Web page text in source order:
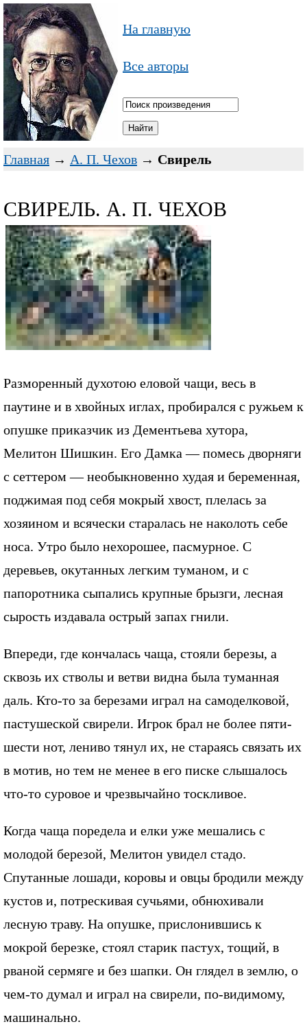
На главную
Все авторы
Главная → А. П. Чехов → Свирель
СВИРЕЛЬ. А. П. ЧЕХОВ
Разморенный духотою еловой чащи, весь в
паутине и в хвойных иглах, пробирался с ружьем к
опушке приказчик из Дементьева хутора,
Мелитон Шишкин. Его Дамка — помесь дворняги
с сеттером — необыкновенно худая и беременная,
поджимая под себя мокрый хвост, плелась за
хозяином и всячески старалась не наколоть себе
носа. Утро было нехорошее, пасмурное. С
деревьев, окутанных легким туманом, и с
папоротника сыпались крупные брызги, лесная
сырость издавала острый запах гнили.
Впереди, где кончалась чаща, стояли березы, а
сквозь их стволы и ветви видна была туманная
даль. Кто-то за березами играл на самоделковой,
пастушеской свирели. Игрок брал не более пяти-
шести нот, лениво тянул их, не стараясь связать их
в мотив, но тем не менее в его писке слышалось
что-то суровое и чрезвычайно тоскливое.
Когда чаща поредела и елки уже мешались с
молодой березой, Мелитон увидел стадо.
Спутанные лошади, коровы и овцы бродили между
кустов и, потрескивая сучьями, обнюхивали
лесную траву. На опушке, прислонившись к
мокрой березке, стоял старик пастух, тощий, в
рваной сермяге и без шапки. Он глядел в землю, о
чем-то думал и играл на свирели, по-видимому,
машинально.